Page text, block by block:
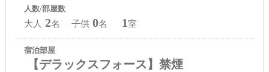
人数/部屋数
大人 2名 子供 0名 1室
宿泊部屋
【デラックスフォース】禁煙